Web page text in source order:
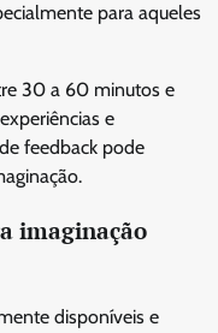
para aqueles
30 a 60 minutos e
e
feedback pode
imaginação
disponíveis e